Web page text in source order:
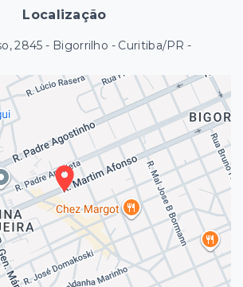
Localização
2845 - Bigorrilho - Curitiba/PR -